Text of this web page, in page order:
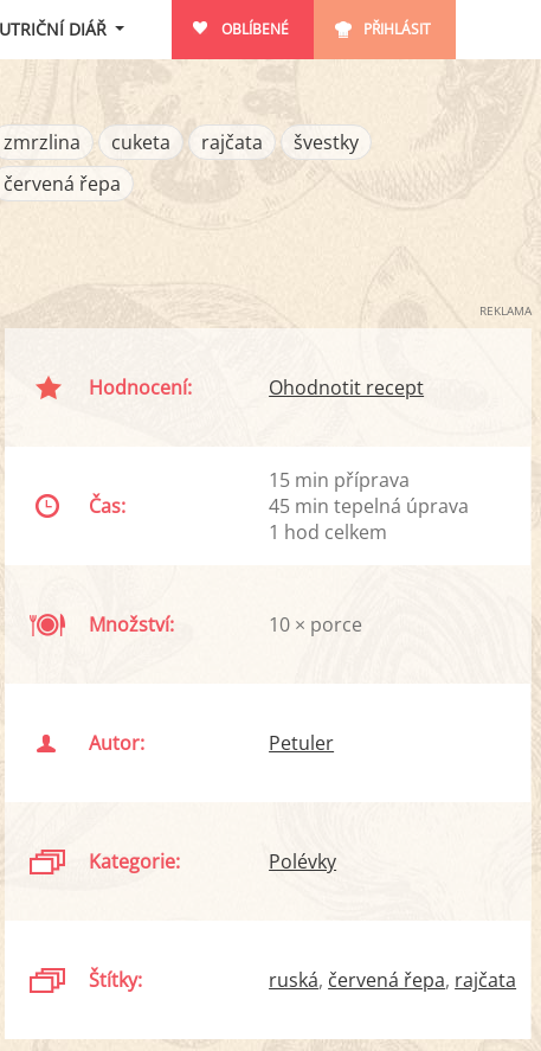
DIÁŘ OBLÍBENÉ PŘIHLÁSIT
zmrzlina
cuketa rajčata
švestky
červená řepa
REKLAMA
Hodnocení: Ohodnotit recept
Čas:
15 min příprava
45 min tepelná úprava
1 hod celkem
Množství: 10 × porce
Autor: Petuler
Kategorie: Polévky
Štítky: ruská červená řepa rajčata